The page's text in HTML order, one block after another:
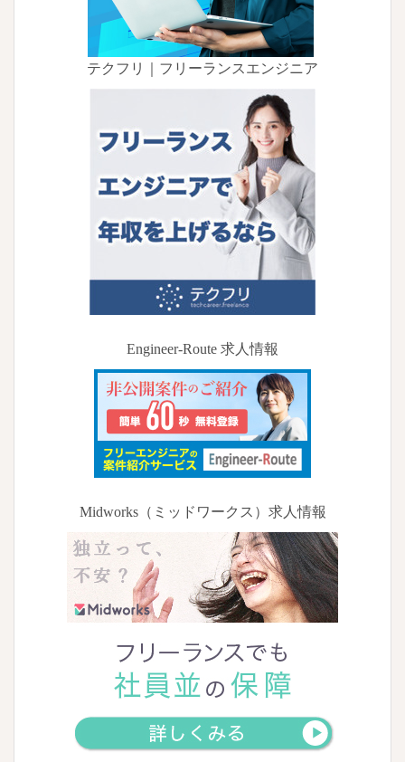
テクフリ｜フリーランスエンジニア
Engineer-Route 求人情報
Midworks（ミッドワークス）求人情報